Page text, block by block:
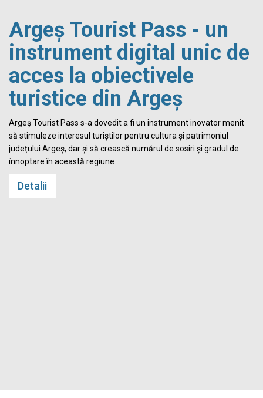
Argeș Tourist Pass - un
instrument digital unic de
acces la obiectivele
turistice din Argeș
Argeș Tourist Pass s-a dovedit a fi un instrument inovator menit
să stimuleze interesul turiștilor pentru cultura și patrimoniul
județului Argeș, dar și să crească numărul de sosiri și gradul de
înnoptare în această regiune
Detalii